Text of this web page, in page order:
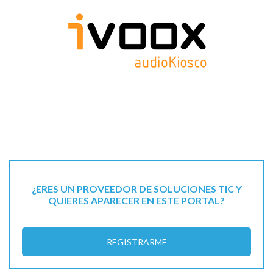
¿ERES UN PROVEEDOR DE SOLUCIONES TIC Y
QUIERES APARECER EN ESTE PORTAL?
REGISTRARME